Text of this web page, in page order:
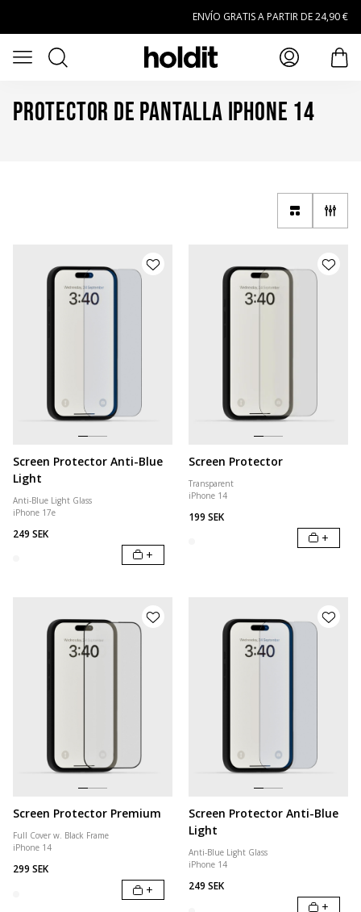
ENVÍO GRATIS A PARTIR DE 24,90 €
Abrir menúBuscar
Protector de pantalla iPhone 14
Screen Protector Anti-Blue
Light
Anti-Blue Light Glass
iPhone 17e
249 SEK
+
Screen Protector
Transparent
iPhone 14
199 SEK
+
Screen Protector Premium
Full Cover w. Black Frame
iPhone 14
299 SEK
+
Screen Protector Anti-Blue
Light
Anti-Blue Light Glass
iPhone 14
249 SEK
+